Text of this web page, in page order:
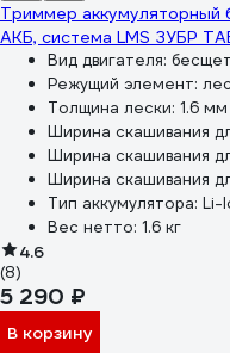
Триммер аккумуляторный
АКБ, система LMS ЗУБР
Вид двигателя:
Режущий элемент:
Толщина лески: 1.6 мм
Ширина скашивания
Ширина скашивания
Ширина скашивания
Тип аккумулятора: Li-
Вес нетто: 1.6 кг
4.6
(8)
5 290 ₽
В корзину